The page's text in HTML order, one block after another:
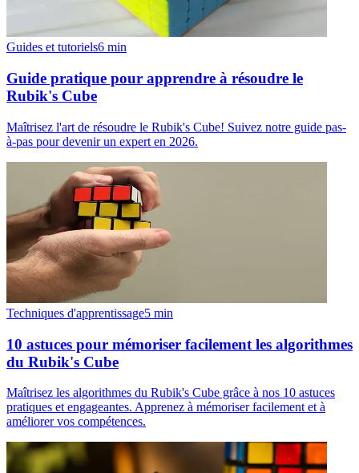
Guides et tutoriels6 min
Guide pratique pour apprendre à résoudre le
Rubik's Cube
Maîtrisez l'art de résoudre le Rubik's Cube! Suivez notre guide pas-
à-pas pour devenir un expert en 2026.
Techniques d'apprentissage5 min
10 astuces pour mémoriser facilement les algorithmes
du Rubik's Cube
Maîtrisez les algorithmes du Rubik's Cube grâce à nos 10 astuces
pratiques et engageantes. Apprenez à mémoriser facilement et à
améliorer vos compétences.